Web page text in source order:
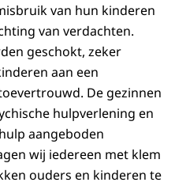
van hun kinderen
van verdachten.
geschokt, zeker
aan een
De gezinnen
hulpverlening en
aangeboden
wij iedereen met klem
ouders en kinderen te